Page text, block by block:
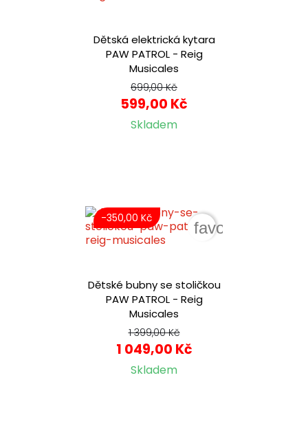
Dětská elektrická kytara
PAW PATROL - Reig
Musicales
699,00 Kč
599,00 Kč
Skladem
Dětské bubny se stoličkou
PAW PATROL - Reig
Musicales
1 399,00 Kč
1 049,00 Kč
Skladem
-350,00 Kč
favorite_border